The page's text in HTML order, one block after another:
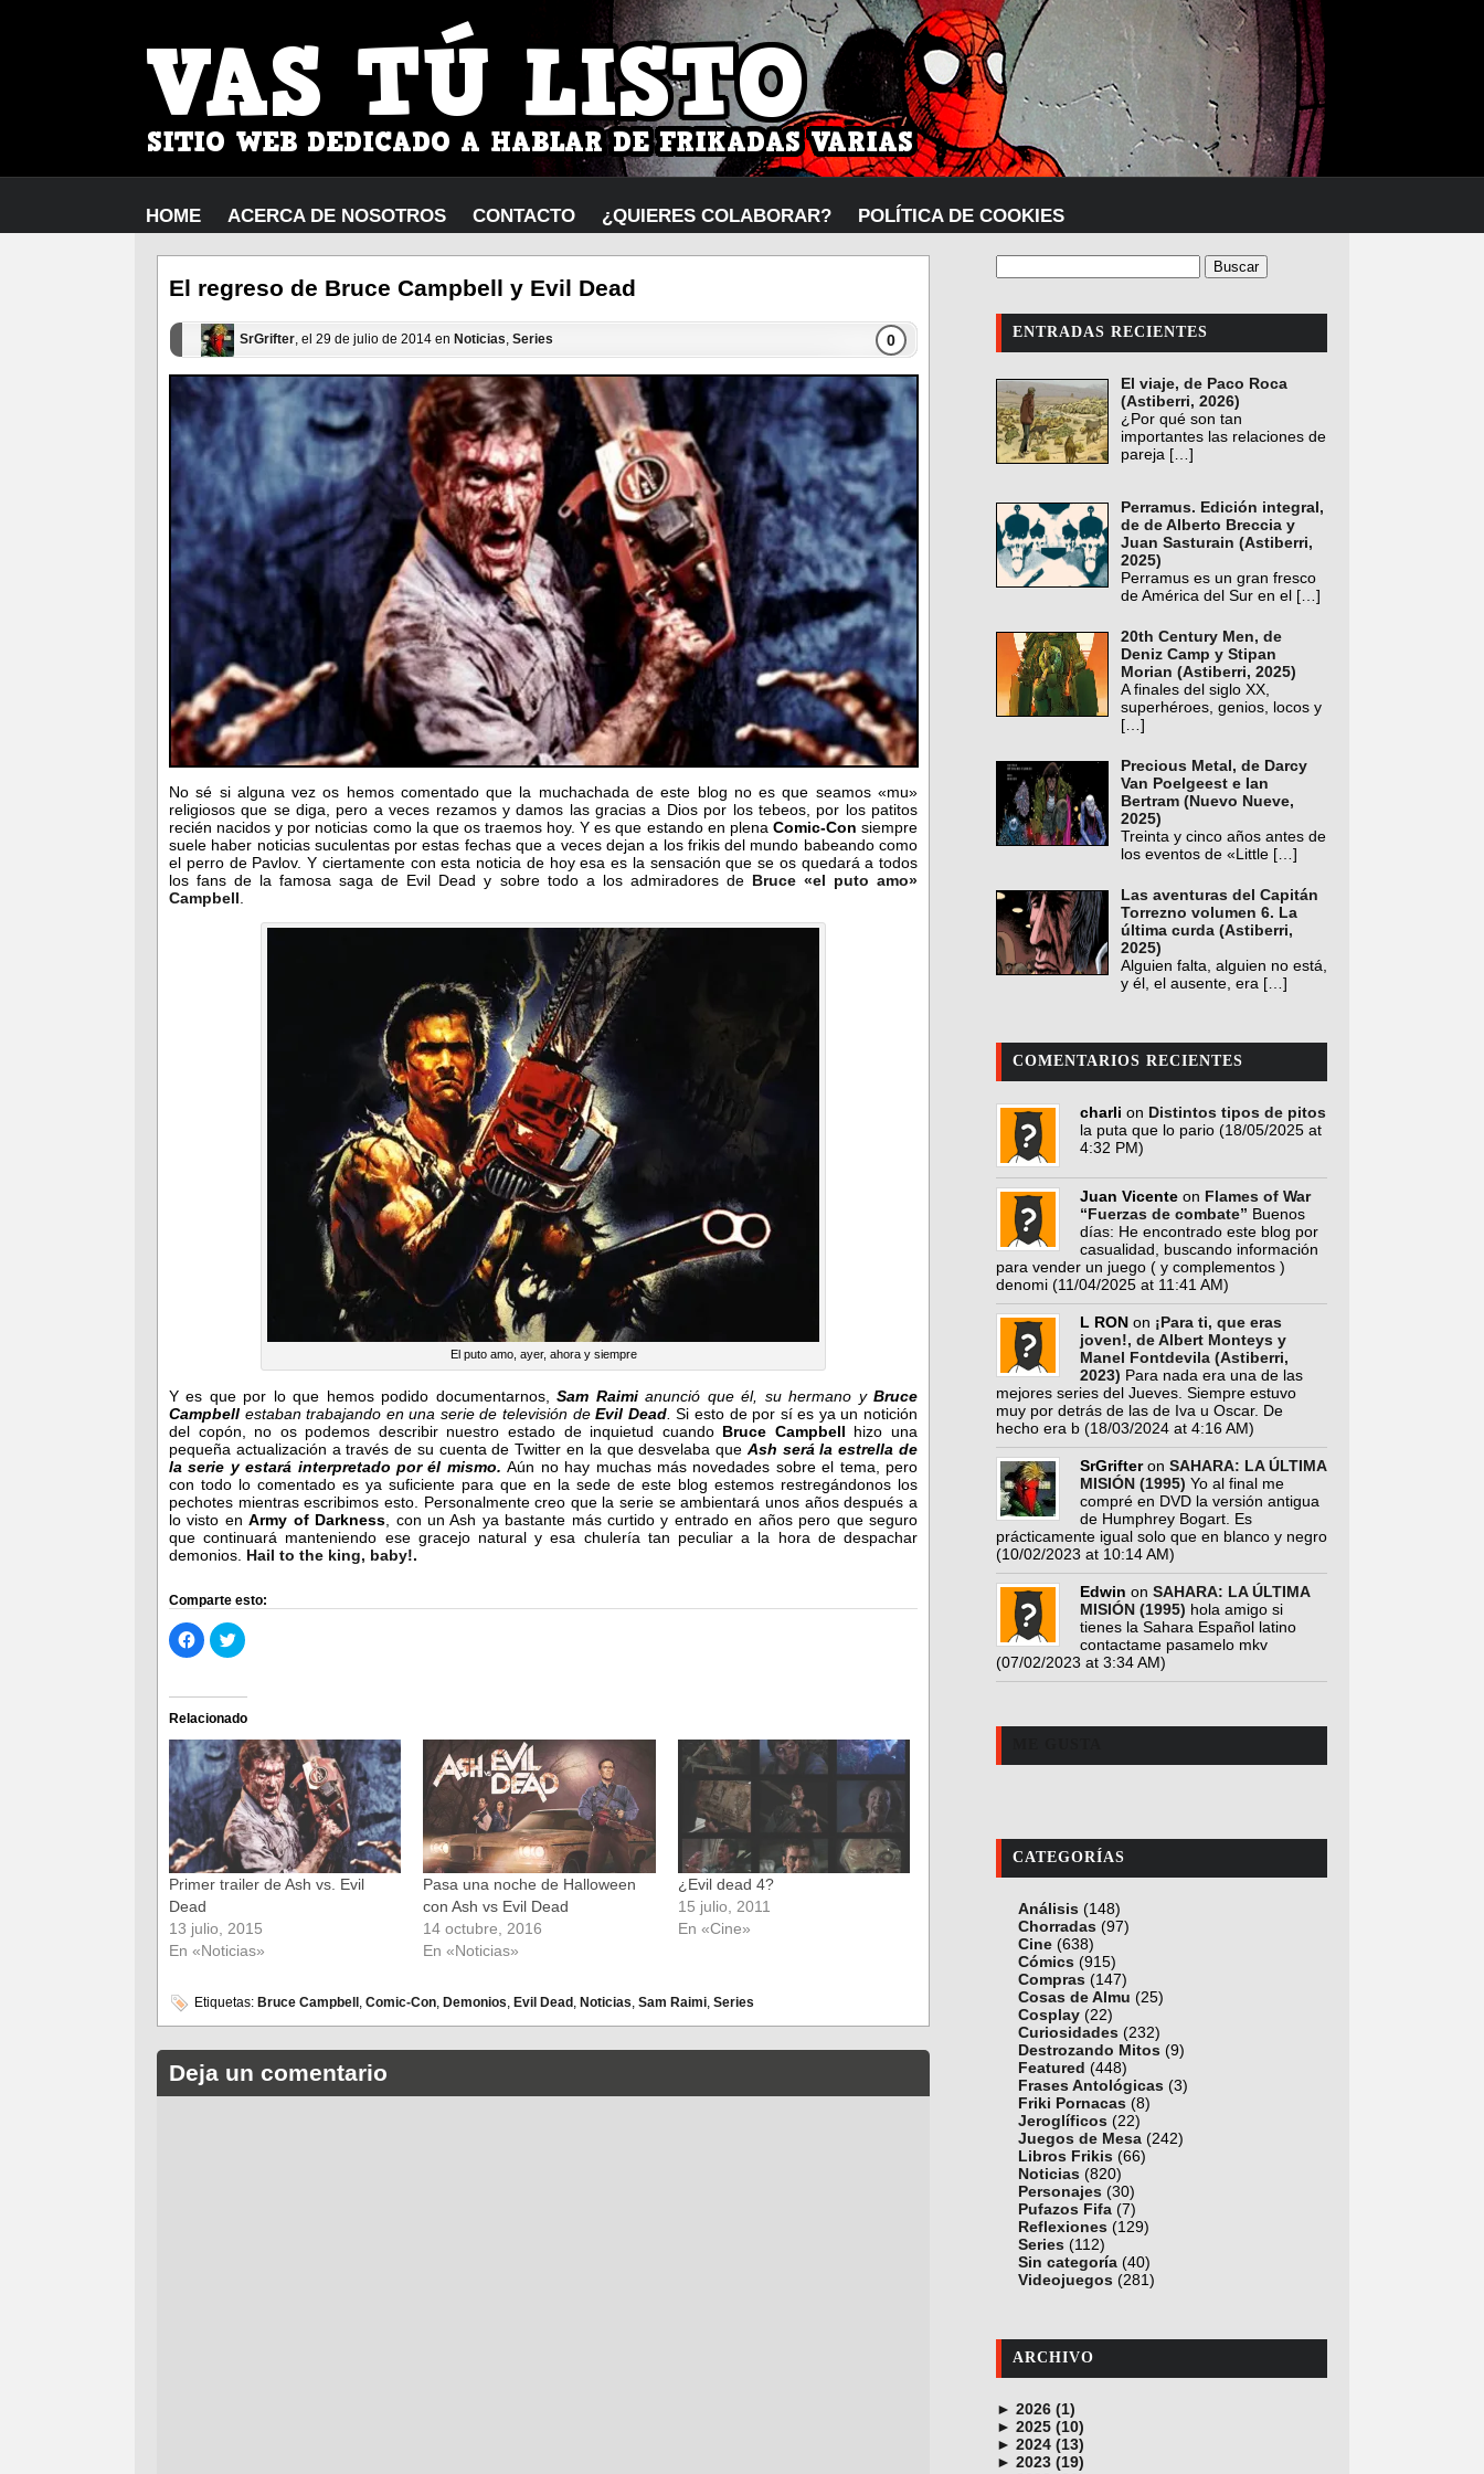
HOME ACERCA DE NOSOTROS CONTACTO ¿QUIERES COLABORAR? POLÍTICA DE COOKIES
El regreso de Bruce Campbell y Evil Dead
SrGrifter, el 29 de julio de 2014 en Noticias, Series 0
No sé si alguna vez os hemos comentado que la muchachada de este blog no es que seamos «mu»
religiosos que se diga, pero a veces rezamos y damos las gracias a Dios por los tebeos, por los patitos
recién nacidos y por noticias como la que os traemos hoy. Y es que estando en plena Comic-Con siempre
suele haber noticias suculentas por estas fechas que a veces dejan a los frikis del mundo babeando como
el perro de Pavlov. Y ciertamente con esta noticia de hoy esa es la sensación que se os quedará a todos
los fans de la famosa saga de Evil Dead y sobre todo a los admiradores de Bruce «el puto amo»
Campbell.
El puto amo, ayer, ahora y siempre
Y es que por lo que hemos podido documentarnos,Sam Raimianunció que él, su hermano yBruce
Campbell estaban trabajando en una serie de televisión deEvil Dead. Si esto de por sí es ya un notición
del copón, no os podemos describir nuestro estado de inquietud cuando Bruce Campbell hizo una
pequeña actualización a través de su cuenta de Twitter en la que desvelaba que Ash será la estrella de
la serie y estará interpretado por él mismo. Aún no hay muchas más novedades sobre el tema, pero
con todo lo comentado es ya suficiente para que en la sede de este blog estemos restregándonos los
pechotes mientras escribimos esto. Personalmente creo que la serie se ambientará unos años después a
lo visto enArmy of Darkness, con un Ash ya bastante más curtido y entrado en años pero que seguro
que continuará manteniendo ese gracejo natural y esa chulería tan peculiar a la hora de despachar
demonios. Hail to the king, baby!.
Comparte esto:
Haz
clic
para
Facebook
(Se
abre
en
una
ventana
nueva)
Haz
clic
Twitter
(Se
abre
en
una
ventana
nueva)
Relacionado
Primer trailer de Ash vs. Evil
Dead
13 julio, 2015
En «Noticias»
Pasa una noche de Halloween
con Ash vs Evil Dead
14 octubre, 2016
En «Noticias»
¿Evil dead 4?
15 julio, 2011
En «Cine»
Etiquetas: Bruce Campbell Comic-Con Demonios Evil Dead Noticias Sam Raimi Series
Deja un comentario
ENTRADAS RECIENTES
El viaje, de Paco Roca
(Astiberri, 2026)
¿Por qué son tan
importantes las relaciones de
pareja […]
Perramus. Edición integral,
de de Alberto Breccia y
Juan Sasturain (Astiberri,
2025)
Perramus es un gran fresco
de América del Sur en el […]
20th Century Men, de
Deniz Camp y Stipan
Morian (Astiberri, 2025)
A finales del siglo XX,
superhéroes, genios, locos y
[…]
Precious Metal, de Darcy
Van Poelgeest e Ian
Bertram (Nuevo Nueve,
2025)
Treinta y cinco años antes de
los eventos de «Little […]
Las aventuras del Capitán
Torrezno volumen 6. La
última curda (Astiberri,
2025)
Alguien falta, alguien no está,
y él, el ausente, era […]
COMENTARIOS RECIENTES
charli on Distintos tipos de pitos
la puta que lo pario (18/05/2025 at
4:32 PM)
Juan Vicente on Flames of War
“Fuerzas de combate” Buenos
días: He encontrado este blog por
casualidad, buscando información
para vender un juego ( y complementos )
denomi (11/04/2025 at 11:41 AM)
L RON on ¡Para ti, que eras
joven!, de Albert Monteys y
Manel Fontdevila (Astiberri,
2023) Para nada era una de las
mejores series del Jueves. Siempre estuvo
muy por detrás de las de Iva u Oscar. De
hecho era b (18/03/2024 at 4:16 AM)
SrGrifteron SAHARA: LA ÚLTIMA
MISIÓN (1995) Yo al final me
compré en DVD la versión antigua
de Humphrey Bogart. Es
prácticamente igual solo que en blanco y negro
(10/02/2023 at 10:14 AM)
Edwin on SAHARA: LA ÚLTIMA
MISIÓN (1995) hola amigo si
tienes la Sahara Español latino
contactame pasamelo mkv
(07/02/2023 at 3:34 AM)
CATEGORÍAS
Análisis (148)
Chorradas (97)
Cine (638)
Cómics (915)
Compras (147)
Cosas de Almu (25)
Cosplay (22)
Curiosidades (232)
Destrozando Mitos (9)
Featured (448)
Frases Antológicas (3)
Friki Pornacas (8)
Jeroglíficos (22)
Juegos de Mesa (242)
Libros Frikis (66)
Noticias (820)
Personajes (30)
Pufazos Fifa (7)
Reflexiones (129)
Series (112)
Sin categoría (40)
Videojuegos (281)
ARCHIVO
► 2026 (1)
junio (1)
► 2025 (10)
noviembre (1)
octubre (1)
► 2024 (13)
diciembre (4)
► 2023 (19)